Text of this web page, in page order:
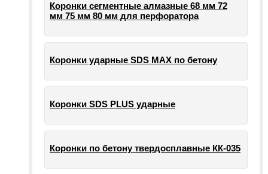
Коронки сегментные алмазные 68 мм 72
мм 75 мм 80 мм для перфоратора
Коронки ударные SDS MAX по бетону
Коронки SDS PLUS ударные
Коронки по бетону твердосплавные КК-035